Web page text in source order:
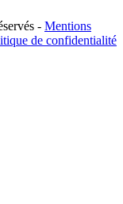
- Mentions
de confidentialité